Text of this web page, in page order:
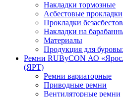
Накладки тормозные
Асбестовые прокладки
Прокладки
Накладки на
Материалы
Продукция для
Ремни RUByCON АО
(ЯРТ)
Ремни вариаторные
Приводные ремни
Вентиляторные ремни